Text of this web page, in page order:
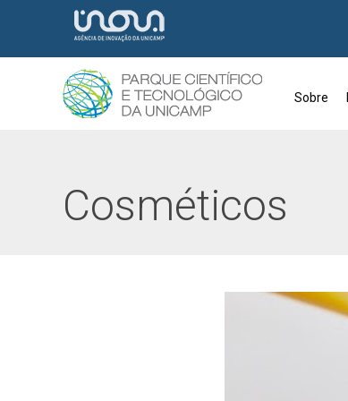
Sobre
Tag:
Cosméticos